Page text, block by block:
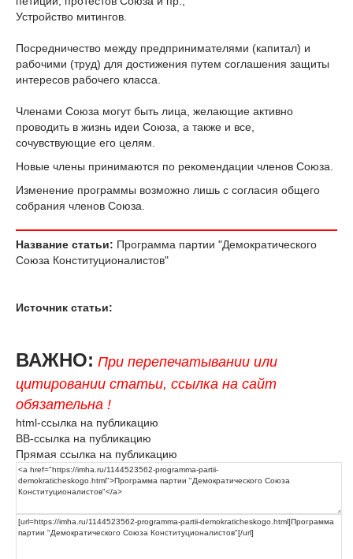
Устройство митингов.
Посредничество между предпринимателями (капитал) и
рабочими (труд) для достижения путем соглашения защиты
интересов рабочего класса.
Членами Союза могут быть лица, желающие активно
проводить в жизнь идеи Союза, а также и все,
сочувствующие его целям.
Новые члены принимаются по рекомендации членов Союза.
Изменение программы возможно лишь с согласия общего
собрания членов Союза.
Название статьи: Программа партии "Демократического
Союза Конституционалистов"
Источник статьи:
ВАЖНО: При перепечатывании или
цитировании статьи, ссылка на сайт
обязательна !
html-ссылка на публикацию
BB-ссылка на публикацию
Прямая ссылка на публикацию